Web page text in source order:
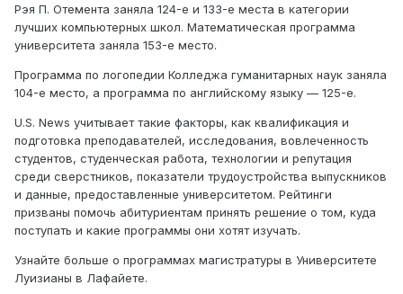
Рэя П. Отемента заняла 124-е и 133-е места в категории
лучших компьютерных школ. Математическая программа
университета заняла 153-е место.
Программа по логопедии Колледжа гуманитарных наук заняла
104-е место, а программа по английскому языку — 125-е.
U.S. News учитывает такие факторы, как квалификация и
подготовка преподавателей, исследования, вовлеченность
студентов, студенческая работа, технологии и репутация
среди сверстников, показатели трудоустройства выпускников
и данные, предоставленные университетом. Рейтинги
призваны помочь абитуриентам принять решение о том, куда
поступать и какие программы они хотят изучать.
Узнайте больше о программах магистратуры в Университете
Луизианы в Лафайете.